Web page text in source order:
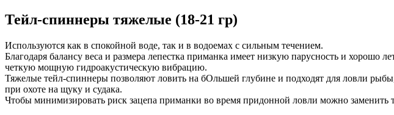
Тейл-спиннеры тяжелые (18-21 гр)
Используются как в спокойной воде, так и в водоемах с сильным течением.
Благодаря балансу веса и размера лепестка приманка имеет низкую парусность и хорошо
четкую мощную гидроакустическую вибрацию.
Тяжелые тейл-спиннеры позволяют ловить на бОльшей глубине и подходят для ловли
при охоте на щуку и судака.
Чтобы минимизировать риск зацепа приманки во время придонной ловли можно заменить